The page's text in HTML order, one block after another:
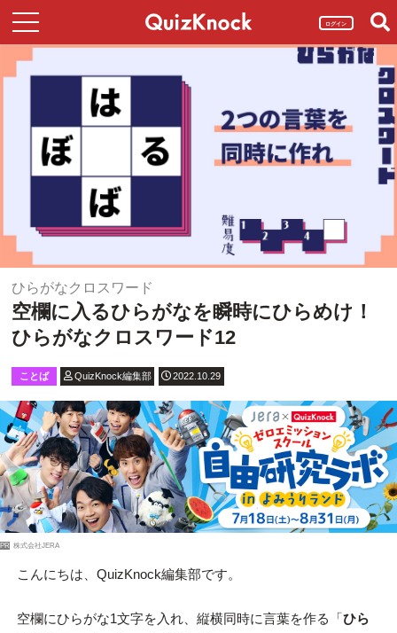
ログイン
ひらがなクロスワード
空欄に入るひらがなを瞬時にひらめけ！
ひらがなクロスワード12
ことば QuizKnock編集部 2022.10.29
PR 株式会社JERA
こんにちは、QuizKnock編集部です。
空欄にひらがな1文字を入れ、縦横同時に言葉を作る「ひら